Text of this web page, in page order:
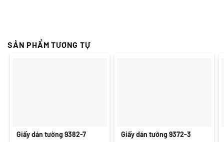
SẢN PHẨM TƯƠNG TỰ
Giấy dán tường 9382-7 Giấy dán tường 9372-3